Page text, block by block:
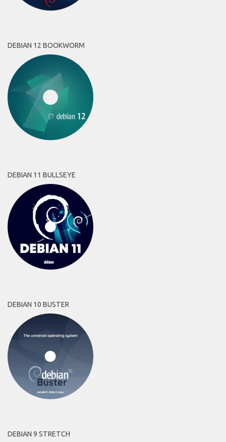
DEBIAN 12 BOOKWORM
DEBIAN 11 BULLSEYE
DEBIAN 10 BUSTER
DEBIAN 9 STRETCH